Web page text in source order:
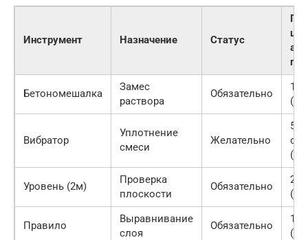
Инструмент Назначение Статус
Бетономешалка
Замес
раствора
Обязательно
15
Вибратор
Уплотнение
смеси
Желательно
Уровень (2м)
Проверка
плоскости
Обязательно
2
Правило
Выравнивание
слоя
Обязательно
1